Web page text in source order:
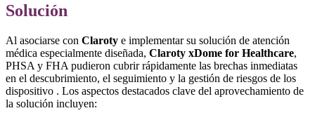
Solución
Al asociarse con Claroty e implementar su solución de atención
médica especialmente diseñada, Claroty xDome for Healthcare,
PHSA y FHA pudieron cubrir rápidamente las brechas inmediatas
en el descubrimiento, el seguimiento y la gestión de riesgos de los
dispositivo . Los aspectos destacados clave del aprovechamiento de
la solución incluyen: